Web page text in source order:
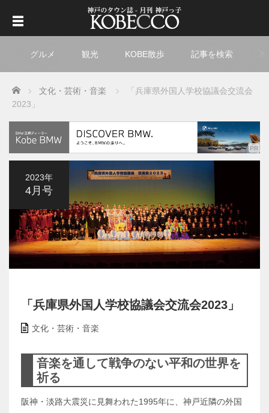
グルメ 観光 KOBE散歩 記事を検索
Home 文化・芸術・音楽
「兵庫県外国人学校協議会交流会
2023」
2023年
4月号
「兵庫県外国人学校協議会交流会2023」
文化・芸術・音楽
音楽を通して戦争のない平和の世界を
祈る
阪神・淡路大震災に見舞われた1995年に、神戸近隣の外国